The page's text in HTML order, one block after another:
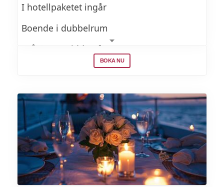
I hotellpaketet ingår
Boende i dubbelrum
Tvårättersmiddag för 2 personer
BOKA NU